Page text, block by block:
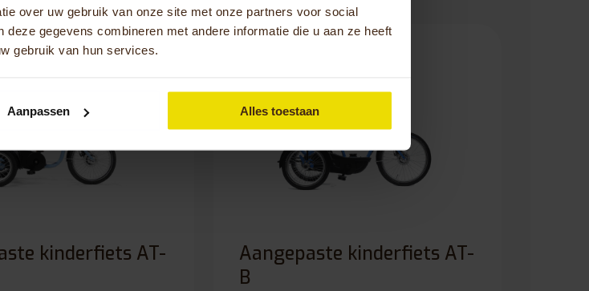
over uw gebruik van onze site met onze partners voor social
gegevens combineren met andere informatie die u aan ze heeft
gebruik van hun services.
Aanpassen Alles toestaan
kinderfiets AT-
Aangepaste kinderfiets AT-
B